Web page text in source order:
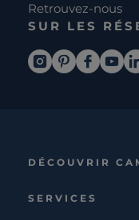
Retrouvez-nous
SUR LES
DÉCOUVRIR
SERVICES